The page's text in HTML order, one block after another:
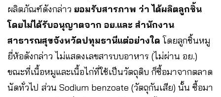
ผลิตภัณฑ์ดังกล่าว ยอมรับสารภาพ ว่า ได้ผลิตลูกชิ้น
โดยไม่ได้รับอนุญาตจาก อย.และ สำนักงาน
สาธารณสุขจังหวัดปทุมธานีแต่อย่างใดโดยลูกชิ้นหมู
ยี่ห้อดังกล่าว ไม่แสดงเลขสารบบอาหาร (ไม่ผ่าน อย.)
ขณะที่เนื้อหมูและเนื้อไก่ที่ใช้เป็นวัตถุดิบ ก็ซื้อมาจากตลาด
นัดทั่วไป ส่วน Sodium benzoate (วัตถุกันเสีย) นั้น ซื้อมา